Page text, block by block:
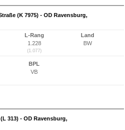
(K 7975) - OD Ravensburg,
L-Rang
1.228
(1.077)
Land
BW
BPL
VB
313) - OD Ravensburg,